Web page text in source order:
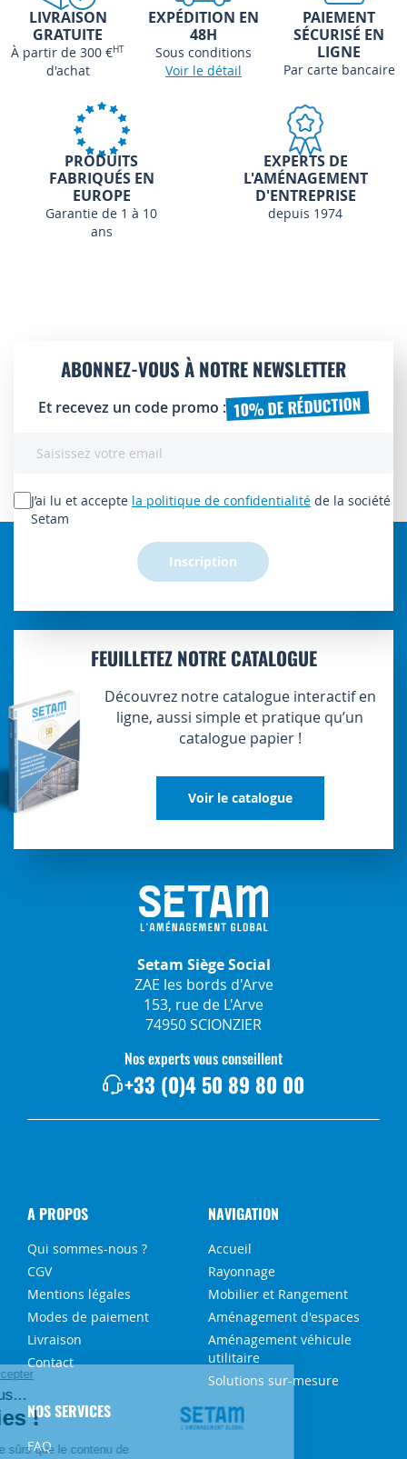
LIVRAISON
GRATUITE
À partir de 300 €HT
d'achat
EXPÉDITION EN
48H
Sous conditions
Voir le détail
PAIEMENT
SÉCURISÉ EN
LIGNE
Par carte bancaire
PRODUITS
FABRIQUÉS EN
EUROPE
Garantie de 1 à 10
ans
EXPERTS DE
L'AMÉNAGEMENT
D'ENTREPRISE
depuis 1974
ABONNEZ-VOUS À NOTRE NEWSLETTER
Et recevez un code promo : 10% DE RÉDUCTION
lettre
d’information
J’ai lu et accepte la politique de confidentialité de la société
Setam
Inscription
FEUILLETEZ NOTRE CATALOGUE
Découvrez notre catalogue interactif en
ligne, aussi simple et pratique qu’un
catalogue papier !
Voir le catalogue
Setam Siège Social
ZAE les bords d'Arve
153, rue de L'Arve
74950 SCIONZIER
Nos experts vous conseillent
+33 (0)4 50 89 80 00
A PROPOS
Qui sommes-nous ?
CGV
Mentions légales
Modes de paiement
Livraison
Contact
NAVIGATION
Accueil
Rayonnage
Mobilier et Rangement
Aménagement d'espaces
Aménagement véhicule
utilitaire
Solutions sur-mesure
NOS SERVICES
FAQ